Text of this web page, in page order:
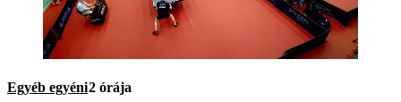
Egyéb egyéni2 órája